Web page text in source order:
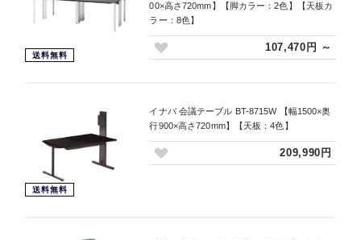
送料無料
00×高さ720mm】【脚カラー：2色】【天板カ
ラー：8色】
107,470円 ～
送料無料
イナバ 会議テーブル BT-8715W 【幅1500×奥
行900×高さ720mm】【天板：4色】
209,990円